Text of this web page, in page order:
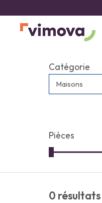
Catégorie
Maisons
Pièces
0 résultats